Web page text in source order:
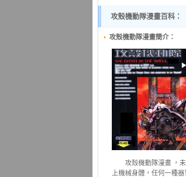
攻殼機動隊漫畫百科：
攻殼機動隊漫畫簡介：
攻殼機動隊漫畫 ，
上機械身體，任何一種